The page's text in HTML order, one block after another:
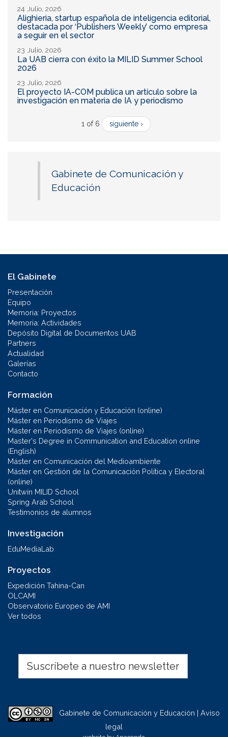
24 Julio, 2026
Alighieria, startup española de inteligencia editorial,
destacada por ‘Publishers Weekly’ como empresa
a seguir en el sector
23 Julio, 2026
La UAB cierra con éxito la MILID Summer School
2026
23 Julio, 2026
El proyecto IA-COM publica un artículo sobre la
investigación en materia de IA y periodismo
1 of 6 siguiente ›
Gabinete de Comunicación y
Educación
El Gabinete
Presentación
Equipo
Memoria: Proyectos
Memoria: Actividades
Depósito Digital de Documentos UAB
Partners
Actualidad
Galerías
Contacto
Formación
Máster en Comunicación y Educación (online)
Máster en Periodismo de Viajes
Máster en Periodismo de Viajes (online)
Master's Degree in Communication and Education online
(English)
Máster en Comunicación del Medioambiente
Máster en Gestión de la Comunicación Política y Electoral
(online)
Unitwin MILID School
Spring Arab School
Testimonios de alumnos
Investigación
EduMediaLab
Proyectos
Expedición Tahina-Can
OLCAMI
Observatorio Europeo de AMI
Ver todos
Suscríbete a nuestro newsletter
Gabinete de Comunicación y Educación | Aviso
legal